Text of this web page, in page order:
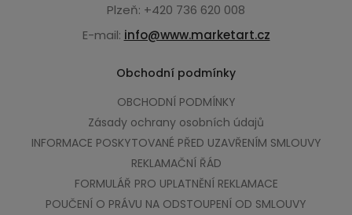
Plzeň: +420 736 620 008
E-mail: info@www.marketart.cz
Obchodní podmínky
OBCHODNÍ PODMÍNKY
Zásady ochrany osobních údajů
INFORMACE POSKYTOVANÉ PŘED UZAVŘENÍM SMLOUVY
REKLAMAČNÍ ŘÁD
FORMULÁŘ PRO UPLATNĚNÍ REKLAMACE
POUČENÍ O PRÁVU NA ODSTOUPENÍ OD SMLOUVY